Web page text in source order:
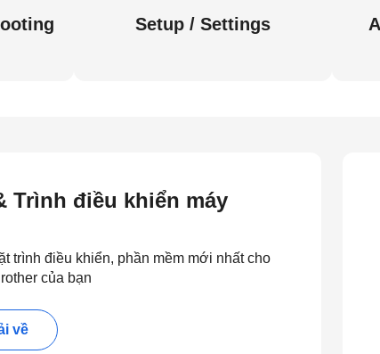
Setup / Settings
Trình điều khiển máy
trình điều khiển, phần mềm mới nhất cho
của bạn
về